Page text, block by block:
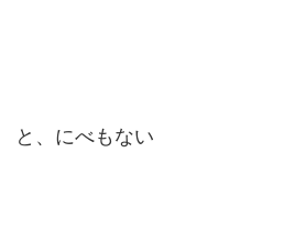
と、にべもない